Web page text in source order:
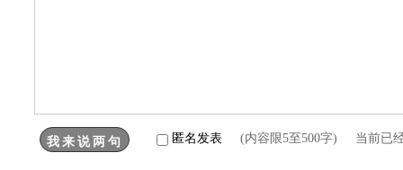
匿名发表 (内容限5至500字) 当前已